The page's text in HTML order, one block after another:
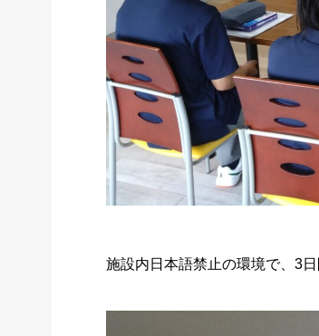
施設内日本語禁止の環境で、3